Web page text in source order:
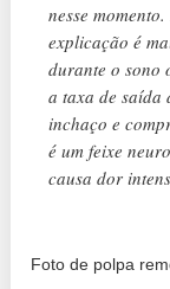
nesse
explicação é
durante o sono
a taxa de saída
inchaço e
é um feixe
causa dor
Foto de polpa